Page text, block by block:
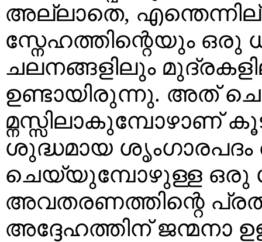
അല്ലാതെ,
സ്നേഹത്തിന്റെയും ഒരു
ചലനങ്ങളിലും
ഉണ്ടായിരുന്നു. അത്
ശുദ്ധമായ
ചെയ്യുമ്പോഴുള്ള
അവതരണത്തിന്റെ
അദ്ദേഹത്തിന് ജന്മനാ